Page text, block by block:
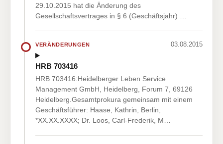
29.10.2015 hat die Änderung des
Gesellschaftsvertrages in § 6 (Geschäftsjahr) …
VERÄNDERUNGEN 03.08.2015
HRB 703416
HRB 703416:Heidelberger Leben Service
Management GmbH, Heidelberg, Forum 7, 69126
Heidelberg.Gesamtprokura gemeinsam mit einem
Geschäftsführer: Haase, Kathrin, Berlin,
*XX.XX.XXXX; Dr. Loos, Carl-Frederik, M…